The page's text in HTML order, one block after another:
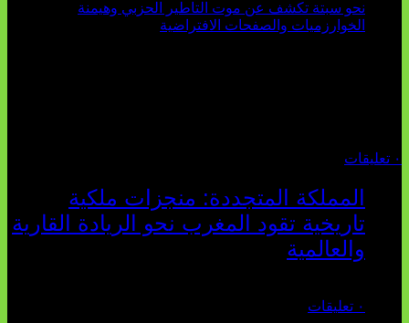
٠ تعليقات
المملكة المتجددة: منجزات ملكية
تاريخية تقود المغرب نحو الريادة القارية
والعالمية
٠ تعليقات